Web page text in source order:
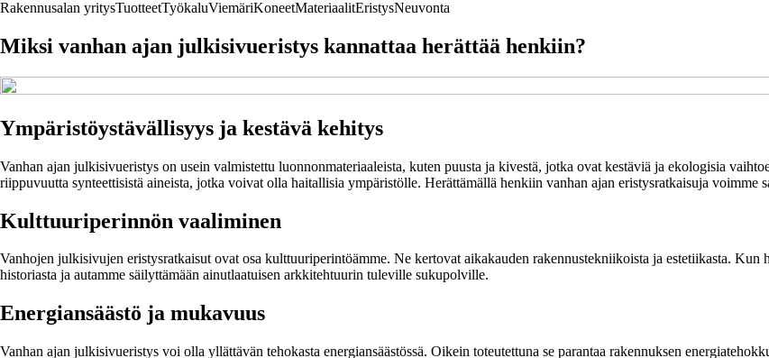
Rakennusalan yritysTuotteetTyökaluViemäriKoneetMateriaalitEristysNeuvonta
Miksi vanhan ajan julkisivueristys kannattaa herättää henkiin?
Ympäristöystävällisyys ja kestävä kehitys
Vanhan ajan julkisivueristys on usein valmistettu luonnonmateriaaleista, kuten puusta ja kivestä, jotka ovat kestäviä ja ekologisia
riippuvuutta synteettisistä aineista, jotka voivat olla haitallisia ympäristölle. Herättämällä henkiin vanhan ajan eristysratkaisuja voimme
Kulttuuriperinnön vaaliminen
Vanhojen julkisivujen eristysratkaisut ovat osa kulttuuriperintöämme. Ne kertovat aikakauden rakennustekniikoista ja estetiikasta. Kun
historiasta ja autamme säilyttämään ainutlaatuisen arkkitehtuurin tuleville sukupolville.
Energiansäästö ja mukavuus
Vanhan ajan julkisivueristys voi olla yllättävän tehokasta energiansäästössä. Oikein toteutettuna se parantaa rakennuksen